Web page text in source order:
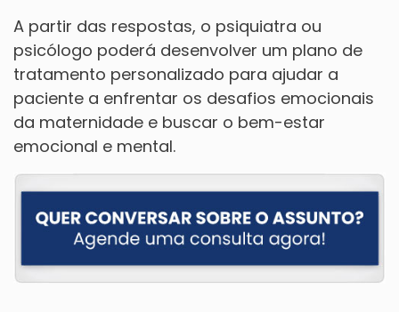
A partir das respostas, o psiquiatra ou
psicólogo poderá desenvolver um plano de
tratamento personalizado para ajudar a
paciente a enfrentar os desafios emocionais
da maternidade e buscar o bem-estar
emocional e mental.